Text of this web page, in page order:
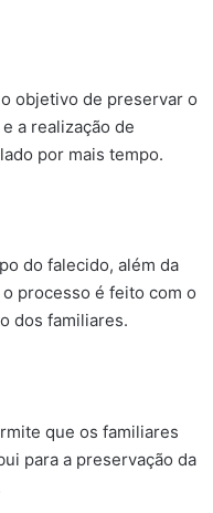
objetivo de preservar o
a realização de
por mais tempo.
do falecido, além da
processo é feito com o
dos familiares.
que os familiares
para a preservação da